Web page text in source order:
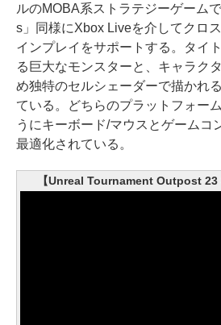
ルのMOBA系ストラテジーゲーム
s」同様にXbox Liveを介してクロ
インプレイをサポートする。タイ
る巨大なモンスターと、キャラク
め独特のセルシェーダーで描かれ
ている。どちらのプラットフォー
うにキーボード/マウスとゲームコ
最適化されている。
【Unreal Tournament Outpost 23